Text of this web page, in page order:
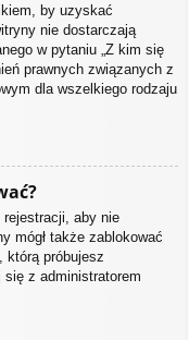
by uzyskać
nie dostarczają
w pytaniu „Z kim się
prawnych związanych z
dla wszelkiego rodzaju
rejestracji, aby nie
mógł także zablokować
którą próbujesz
z administratorem